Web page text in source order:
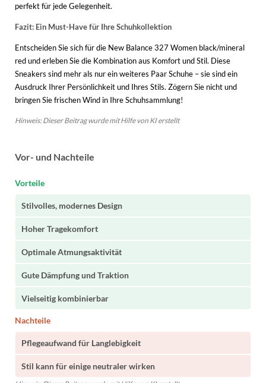
perfekt für jede Gelegenheit.
Fazit: Ein Must-Have für Ihre Schuhkollektion
Entscheiden Sie sich für die New Balance 327 Women black/mineral
red und erleben Sie die Kombination aus Komfort und Stil. Diese
Sneakers sind mehr als nur ein weiteres Paar Schuhe – sie sind ein
Ausdruck Ihrer Persönlichkeit und Ihres Stils. Zögern Sie nicht und
bringen Sie frischen Wind in Ihre Schuhsammlung!
Hinweis: Dieser Beitrag wurde mit Hilfe von KI erstellt
Vor- und Nachteile
Vorteile
Stilvolles, modernes Design
Hoher Tragekomfort
Optimale Atmungsaktivität
Gute Dämpfung und Traktion
Vielseitig kombinierbar
Nachteile
Pflegeaufwand für Langlebigkeit
Stil kann für einige neutraler wirken